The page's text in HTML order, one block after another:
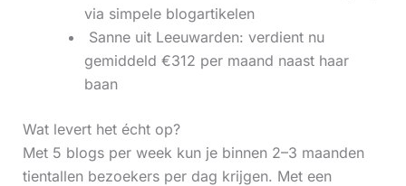
via simpele blogartikelen
‍ Sanne uit Leeuwarden: verdient nu
gemiddeld €312 per maand naast haar
baan
Wat levert het écht op?
Met 5 blogs per week kun je binnen 2–3 maanden
tientallen bezoekers per dag krijgen. Met een